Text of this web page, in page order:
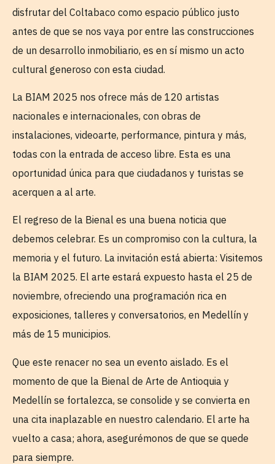
disfrutar del Coltabaco como espacio público justo
antes de que se nos vaya por entre las construcciones
de un desarrollo inmobiliario, es en sí mismo un acto
cultural generoso con esta ciudad.
La BIAM 2025 nos ofrece más de 120 artistas
nacionales e internacionales, con obras de
instalaciones, videoarte, performance, pintura y más,
todas con la entrada de acceso libre. Esta es una
oportunidad única para que ciudadanos y turistas se
acerquen a al arte.
El regreso de la Bienal es una buena noticia que
debemos celebrar. Es un compromiso con la cultura, la
memoria y el futuro. La invitación está abierta: Visitemos
la BIAM 2025. El arte estará expuesto hasta el 25 de
noviembre, ofreciendo una programación rica en
exposiciones, talleres y conversatorios, en Medellín y
más de 15 municipios.
Que este renacer no sea un evento aislado. Es el
momento de que la Bienal de Arte de Antioquia y
Medellín se fortalezca, se consolide y se convierta en
una cita inaplazable en nuestro calendario. El arte ha
vuelto a casa; ahora, asegurémonos de que se quede
para siempre.